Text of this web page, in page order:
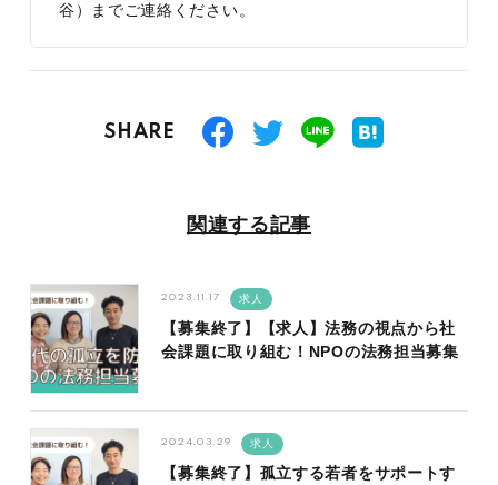
谷）までご連絡ください。
SHARE
関連する記事
【募集終了】【求人】法務の視点から社
会課題に取り組む！NPOの法務担当募集
2023.11.17 求人
【募集終了】孤立する若者をサポートす
2024.03.29 求人